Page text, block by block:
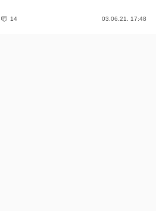
14 03.06.21. 17:48